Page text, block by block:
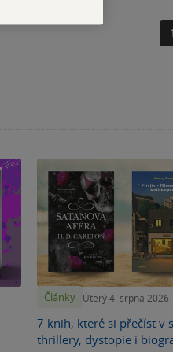
1
Články Úterý 4. srpna 2026
7 knih, které si přečíst v
thrillery, dystopie i